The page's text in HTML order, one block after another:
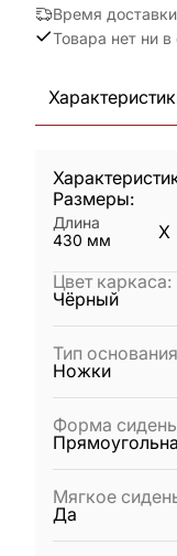
Время доставки
Товара нет ни
Размеры:
Длина
430 мм X
Цвет каркаса:
Чёрный
Тип основания
Ножки
Форма
Мягкое
Да